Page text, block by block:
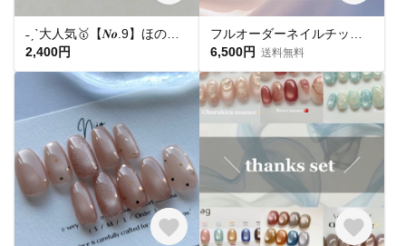
2,400円
6,500円 送料無料